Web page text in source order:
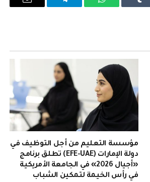
Tumblr واتساب تيلقرام
البريد
مؤسسة التعليم من أجل التوظيف في
دولة الإمارات (EFE-UAE) تطلق برنامج
«أجيال 2026» في الجامعة الأمريكية
في رأس الخيمة لتمكين الشباب